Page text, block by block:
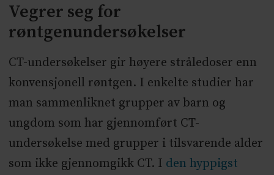
Vegrer seg for
røntgenundersøkelser
CT-undersøkelser gir høyere stråledoser enn
konvensjonell røntgen. I enkelte studier har
man sammenliknet grupper av barn og
ungdom som har gjennomført CT-
undersøkelse med grupper i tilsvarende alder
som ikke gjennomgikk CT. I den hyppigst